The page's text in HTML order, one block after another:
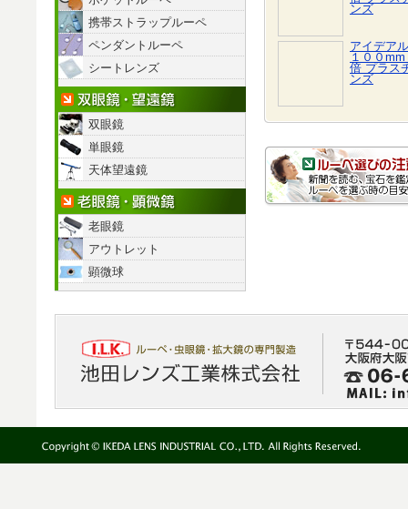
携帯ストラップルーペ
ペンダントルーペ
シートレンズ
双眼鏡
単眼鏡
天体望遠鏡
老眼鏡・顕微鏡
老眼鏡
アウトレット
顕微球
ンズ
アイデア
１００
倍 プラス
ンズ